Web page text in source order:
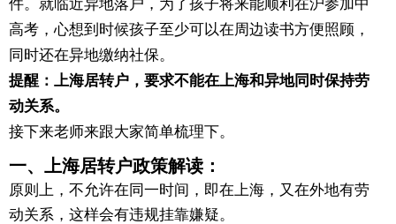
件。就临近异地落户，为了孩子将来能顺利在沪参加中
高考，心想到时候孩子至少可以在周边读书方便照顾，
同时还在异地缴纳社保。
提醒： 上海居转户，要求不能在上海和异地同时保持劳
动关系。
接下来老师来跟大家简单梳理下。
一、上海居转户政策解读：
原则上，不允许在同一时间，即在上海，又在外地有劳
动关系，这样会有违规挂靠嫌疑。